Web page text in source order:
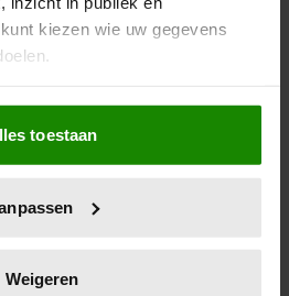
kiezen wie uw gegevens
we ook graag:
over uw geografische
meter nauwkeurig kan zijn
eigenschappen (fingerprinting)
in het
toestaan
Weigeren